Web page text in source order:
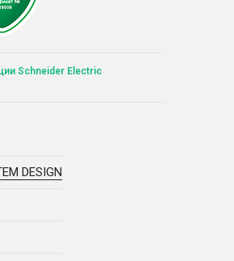
Schneider Electric
DESIGN